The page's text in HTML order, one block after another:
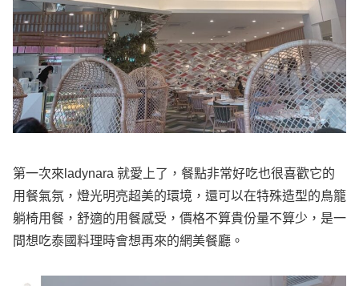
第一次來ladynara 就愛上了，餐點非常好吃也很喜歡它的
用餐氣氛，燈光明亮超美的環境，還可以在特殊造型的鳥籠
躺椅用餐，舒適的用餐感受，價格不算貴份量不算少，是一
間想吃泰國料理時會想再來的網美餐廳。